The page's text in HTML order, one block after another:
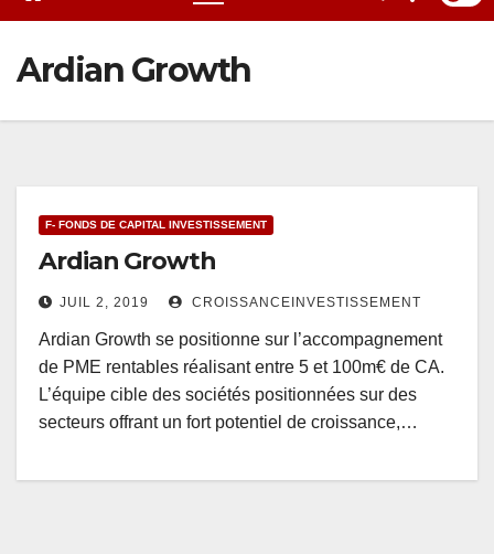
Ardian Growth
F- FONDS DE CAPITAL INVESTISSEMENT
Ardian Growth
JUIL 2, 2019 CROISSANCEINVESTISSEMENT
Ardian Growth se positionne sur l’accompagnement
de PME rentables réalisant entre 5 et 100m€ de CA.
L’équipe cible des sociétés positionnées sur des
secteurs offrant un fort potentiel de croissance,…